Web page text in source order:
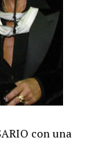
con una